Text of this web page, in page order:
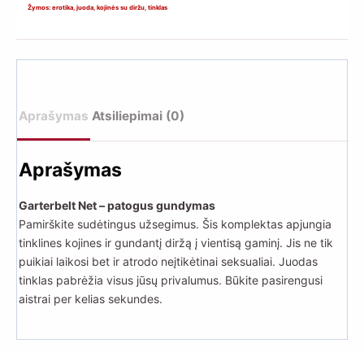
Žymos: erotika juoda kojinės su diržu tinklas
Aprašymas Atsiliepimai (0)
Aprašymas
Garterbelt Net – patogus gundymas
Pamirškite sudėtingus užsegimus. Šis komplektas apjungia
tinklines kojines ir gundantį diržą į vientisą gaminį. Jis ne tik
puikiai laikosi bet ir atrodo neįtikėtinai seksualiai. Juodas
tinklas pabrėžia visus jūsų privalumus. Būkite pasirengusi
aistrai per kelias sekundes.